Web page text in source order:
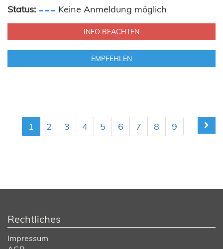
Status:
Keine Anmeldung möglich
INFO BEACHTEN
EMPFEHLEN
1 2 3 4 5 6 7 8 9
Rechtliches
Impressum